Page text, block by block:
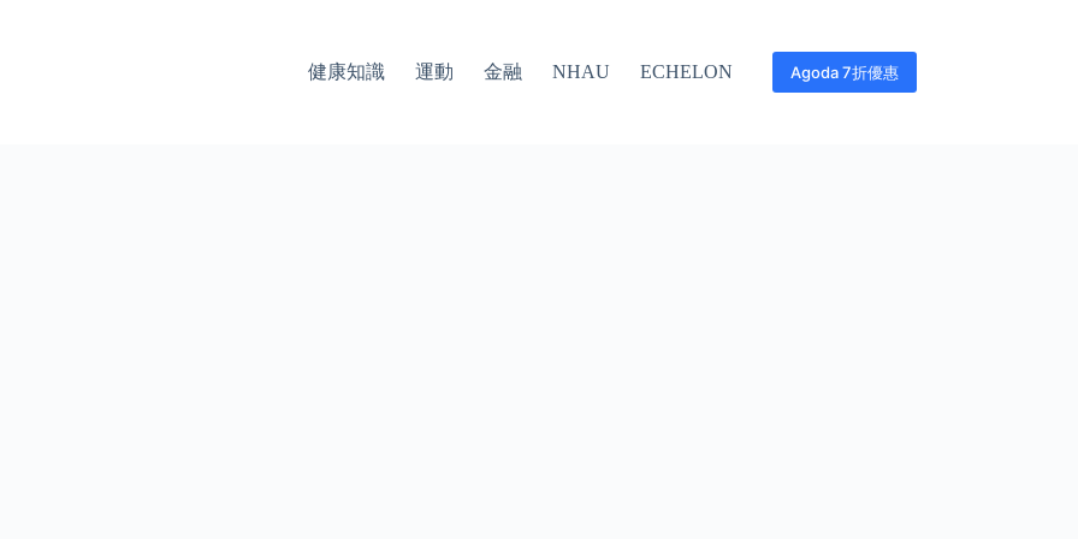
健康知識 運動 金融 NHAU ECHELON Agoda 7折優惠